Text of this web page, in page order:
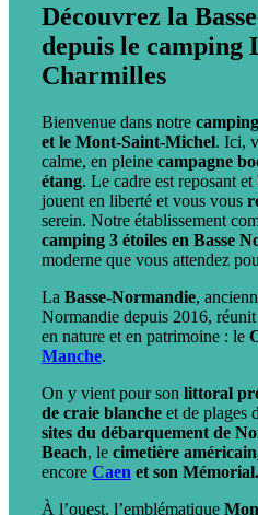
Découvrez la
depuis le camping
Charmilles
Bienvenue dans notre
et le Mont-Saint-Michel. Ici,
calme, en pleine campagne
étang. Le cadre est reposant
jouent en liberté et vous vous
serein. Notre établissement
camping 3 étoiles en Basse
moderne que vous attendez
La Basse-Normandie,
Normandie depuis 2016,
en nature et en patrimoine : le
Manche.
On y vient pour son littoral
de craie blanche et de plages
sites du débarquement de
Beach, le cimetière
encore Caen et son Mémorial.
À l’ouest, l’emblématique